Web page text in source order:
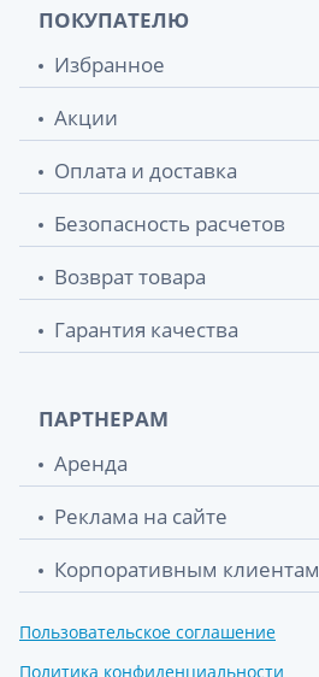
ПОКУПАТЕЛЮ
Избранное
Акции
Оплата и доставка
Безопасность расчетов
Возврат товара
Гарантия качества
ПАРТНЕРАМ
Аренда
Реклама на сайте
Корпоративным клиентам
Пользовательское соглашение
Политика конфиденциальности